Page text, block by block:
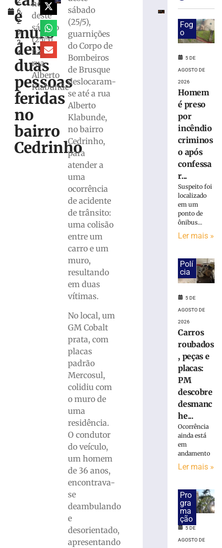
6,
2
0
2
4
e
muro
deixa
duas
pessoas
feridas
no
bairro
Cedrinho
noite
deste
sábado
(25/5)
na
rua
Alberto
Klabunde
sábado
(25/5),
guarnições
do Corpo de
Bombeiros
de Brusque
deslocaram-
se até a rua
Alberto
Klabunde,
no bairro
Cedrinho,
para
atender a
uma
ocorrência
de acidente
de trânsito:
uma colisão
entre um
carro e um
muro,
resultando
em duas
vítimas.
No local, um
GM Cobalt
prata, com
placas
padrão
Mercosul,
colidiu com
o muro de
uma
residência.
O condutor
do veículo,
um homem
de 36 anos,
encontrava-
se
deambulando
e
desorientado,
apresentando
incêndio
criminoso
confessar
crime
Polícia
Militar
Motorista
ferido
cachorro
colidir
contra
poste
Bairro
Águas
Claras
Carros
roubados,
placas:
descobre
desmanche
clandestino
Fog
o
5 DE
AGOSTO DE
2026
Homem
é preso
por
incêndio
criminos
o após
confessa
r...
Suspeito foi
localizado
em um
ponto de
ônibus...
Ler mais »
Polí
cia
5 DE
AGOSTO DE
2026
Carros
roubados
, peças e
placas:
PM
descobre
desmanc
he...
Ocorrência
ainda está
em
andamento
Ler mais »
Pro
gra
ma
ção
5 DE
AGOSTO DE